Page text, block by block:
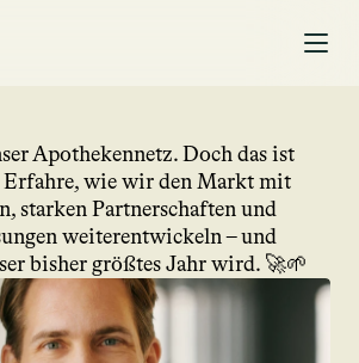
Rekordumsatz, neue
Apothekennetz. Doch das ist
Erfahre, wie wir den Markt mit
starken Partnerschaften und
weiterentwickeln – und
bisher größtes Jahr wird. 🚀🌱